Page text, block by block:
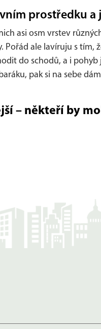
prostředku a
asi osm vrstev
ale lavíruju s tím,
do schodů, a i
pak si na sebe
– někteří by